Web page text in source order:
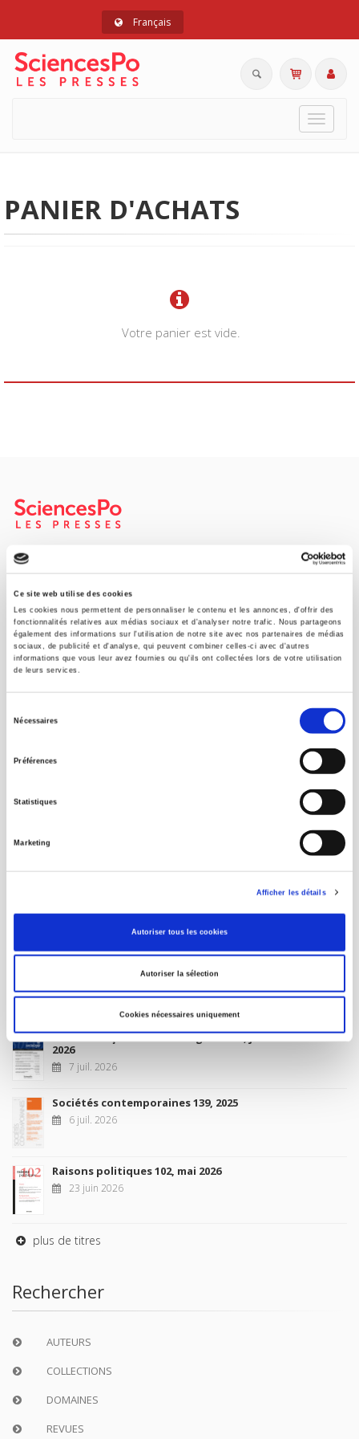
Ce site web utilise des cookies
Les cookies nous permettent de personnaliser le contenu et les annonces, d'offrir des
fonctionnalités relatives aux médias sociaux et d'analyser notre trafic. Nous partageons
également des informations sur l'utilisation de notre site avec nos partenaires de médias
sociaux, de publicité et d'analyse, qui peuvent combiner celles-ci avec d'autres
informations que vous leur avez fournies ou qu'ils ont collectées lors de votre utilisation
de leurs services.
Nécessaires
Préférences
Statistiques
Marketing
Afficher les détails
Autoriser tous les cookies
Autoriser la sélection
Cookies nécessaires uniquement
Français
Toggle
PANIER D'ACHATS
Votre panier est vide.
Maison d'édition dédiée aux sciences humaines et sociales, les
Presses de Sciences Po participent depuis leur création en 1976
à la transmission des savoirs et des idées
CONTACTS
FOREIGN RIGHTS
POUR LES LIBRAIRES
CONDITIONS GÉNÉRALES
À paraître
Revue française de science politique 76-2, avril-juin
10 juil. 2026
Revue française de sociologie 66 3/4, juillet-décembre
2026
7 juil. 2026
Sociétés contemporaines 139, 2025
6 juil. 2026
Raisons politiques 102, mai 2026
23 juin 2026
plus de titres
Rechercher
AUTEURS
COLLECTIONS
DOMAINES
REVUES